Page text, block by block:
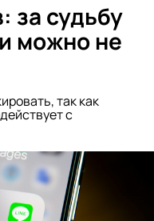
за судьбу
можно не
так как
с